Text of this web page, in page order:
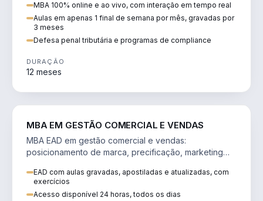
MBA 100% online e ao vivo, com interação em tempo real
Aulas em apenas 1 final de semana por mês, gravadas por
3 meses
Defesa penal tributária e programas de compliance
DURAÇÃO
12 meses
MBA EM GESTÃO COMERCIAL E VENDAS
MBA EAD em gestão comercial e vendas:
posicionamento de marca, precificação, marketing
EAD com aulas gravadas, apostiladas e atualizadas, com
exercícios
Acesso disponível 24 horas, todos os dias